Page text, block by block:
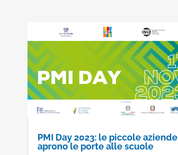
PMI Day 2023: le piccole aziende
aprono le porte alle scuole